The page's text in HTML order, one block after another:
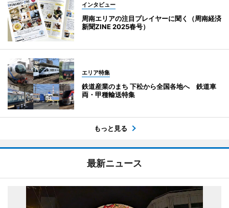
インタビュー
周南エリアの注目プレイヤーに聞く（周南経済
新聞ZINE 2025春号）
エリア特集
鉄道産業のまち 下松から全国各地へ 鉄道車
両・甲種輸送特集
もっと見る
最新ニュース